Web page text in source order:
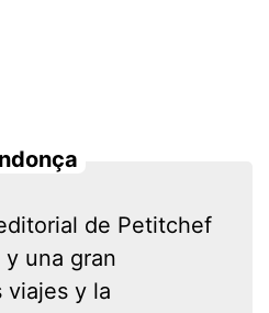
de Petitchef
una gran
viajes y la